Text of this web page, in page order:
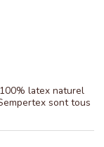
latex naturel
sont tous